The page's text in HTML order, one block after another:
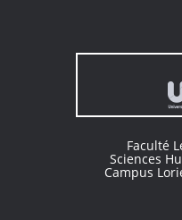
Faculté
Sciences
Campus